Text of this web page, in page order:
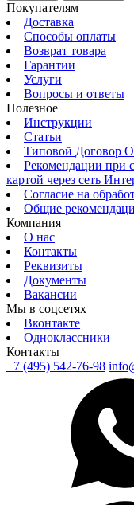
Покупателям
Доставка
Способы оплаты
Возврат товара
Гарантии
Услуги
Вопросы и ответы
Полезное
Инструкции
Статьи
Типовой Договор
Рекомендации при
картой через сеть
Согласие на
Общие
Компания
О нас
Контакты
Реквизиты
Документы
Вакансии
Мы в соцсетях
Вконтакте
Одноклассники
Контакты
+7 (495) 542-76-98